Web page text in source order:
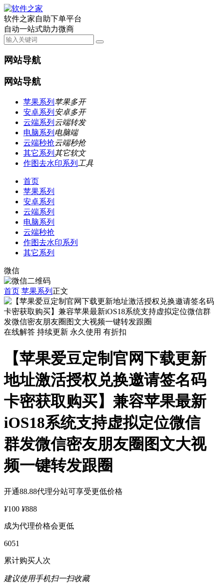
软件之家自助下单平台
自动一站式助力微商
网站导航
网站导航
苹果系列 苹果多开
安卓系列 安卓多开
云端系列 云端转发
电脑系列 电脑端
云端秒抢云端秒抢
其它系列 其它软文
作图去水印系列 工具
首页
苹果系列
安卓系列
云端系列
电脑系列
云端秒抢
作图去水印系列
其它系列
微信
首页 苹果系列 正文
在线解答 持续更新 永久使用 有折扣
【苹果爱豆定制官网下载更新
地址激活授权兑换邀请签名码
卡密获取购买】兼容苹果最新
iOS18系统支持虚拟定位微信
群发微信密友朋友圈图文大视
频一键转发跟圈
开通88.88代理分站可享受更低价格
¥100 ¥888
成为代理价格会更低
6051
累计购买人次
建议使用手机扫一扫收藏